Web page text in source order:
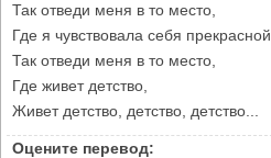
Так отведи меня в то место,
Где я чувствовала себя прекрасной.
Так отведи меня в то место,
Где живет детство,
Живет детство, детство, детство...
Оцените перевод: